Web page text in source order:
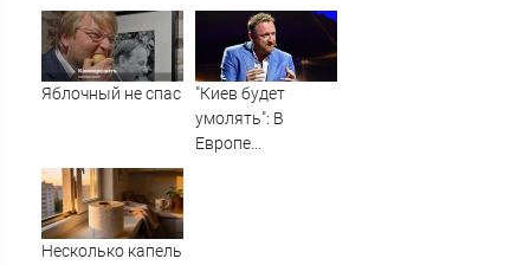
автомобиль
«Скания»
жителей
пострадавшего от
атаки БПЛА дома
в Нижнекамске
10/08/2026 –
Новости
Яблочный не спас
"Киев будет
умолять": В
Европе
Несколько капель